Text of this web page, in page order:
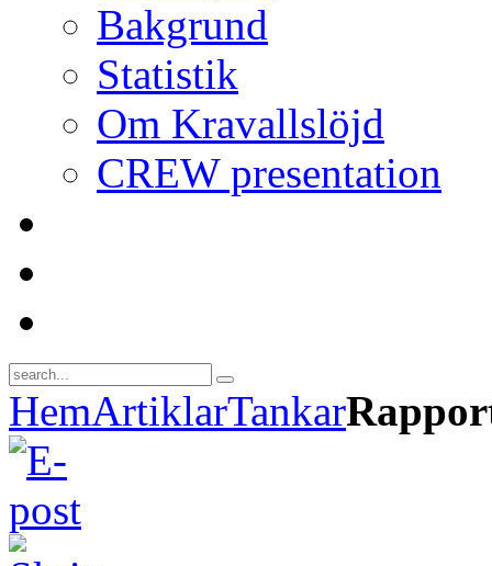
Bakgrund
Statistik
Om Kravallslöjd
CREW presentation
HemArtiklarTankar